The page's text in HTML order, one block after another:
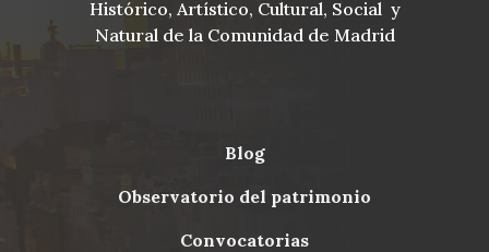
Histórico, Artístico, Cultural, Social y
Natural de la Comunidad de Madrid
Menu
blog
observatorio del patrimonio
convocatorias